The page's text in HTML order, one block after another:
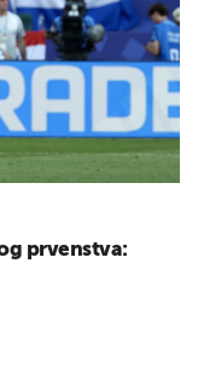
prvenstva: